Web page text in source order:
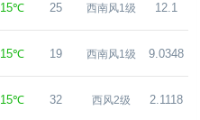
15℃ 25 西南风1级 12.1
15℃ 19 西南风1级 9.0348
15℃ 32 西风2级 2.1118